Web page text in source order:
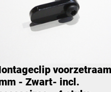
voorzetraam
- Zwart- incl.